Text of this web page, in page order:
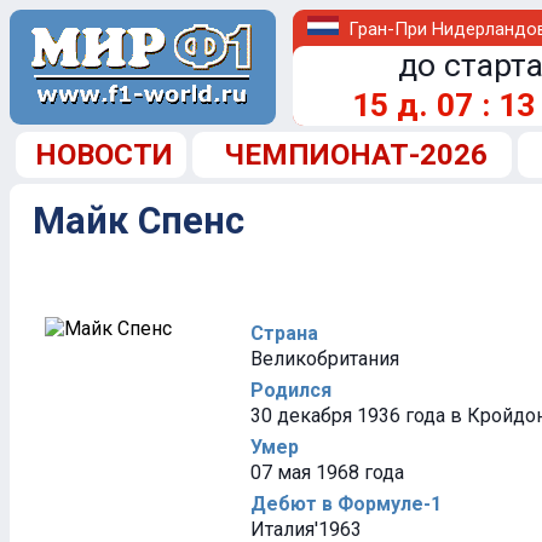
Гран-При
до
15 д. 07 : 13
НОВОСТИ ЧЕМПИОНАТ-2026
Майк Спенс
Страна
Великобритания
Родился
30 декабря 1936 года в
Умер
07 мая 1968 года
Дебют в Формуле-1
Италия'1963